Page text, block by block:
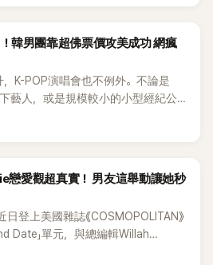
！韓男團靠超佛票價攻美成功 網瘋
K-POP演唱會也不例外。不論是
藝人，或是規模較小的小型經紀公
價過高的抱怨，甚至直呼「太不合
戀愛觀超真實！ 男友這舉動讓她秒
登上美國雜誌《COSMOPOLITAN》
Date」單元，與總編輯Willah
挑選約會對象、聯絡方式，到第一次